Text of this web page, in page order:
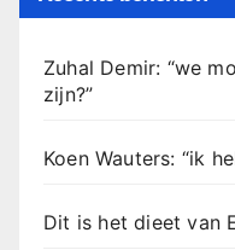
Zuhal Demir: “we
zijn?”
Koen Wauters: “ik
Dit is het dieet van